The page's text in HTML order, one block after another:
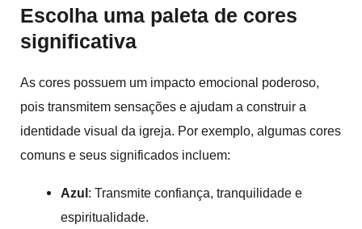
Escolha uma paleta de cores
significativa
As cores possuem um impacto emocional poderoso,
pois transmitem sensações e ajudam a construir a
identidade visual da igreja. Por exemplo, algumas cores
comuns e seus significados incluem:
Azul: Transmite confiança, tranquilidade e
espiritualidade.